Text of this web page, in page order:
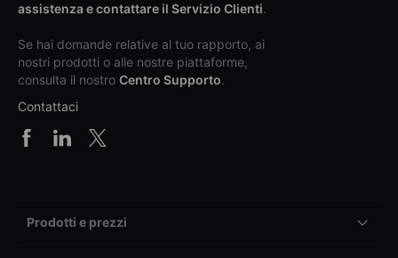
assistenza e contattare il Servizio Clienti.
Se hai domande relative al tuo rapporto, ai
nostri prodotti o alle nostre piattaforme,
consulta il nostro Centro Supporto.
Contattaci
Prodotti e prezzi